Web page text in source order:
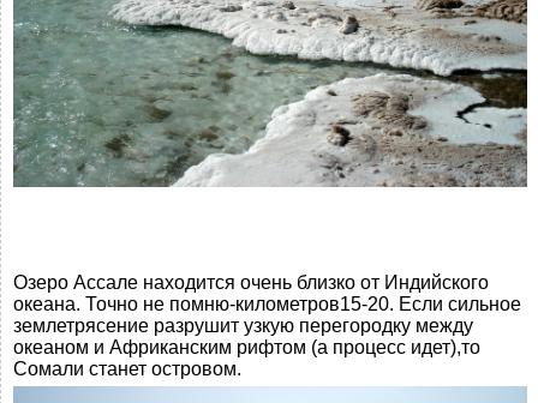
Озеро Ассале находится очень близко от Индийского
океана. Точно не помню-километров15-20. Если сильное
землетрясение разрушит узкую перегородку между
океаном и Африканским рифтом (а процесс идет),то
Сомали станет островом.